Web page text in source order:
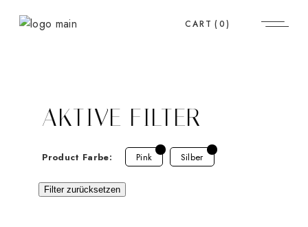
CART (0)
AKTIVE FILTER
Product Farbe: Pink Silber
Filter zurücksetzen